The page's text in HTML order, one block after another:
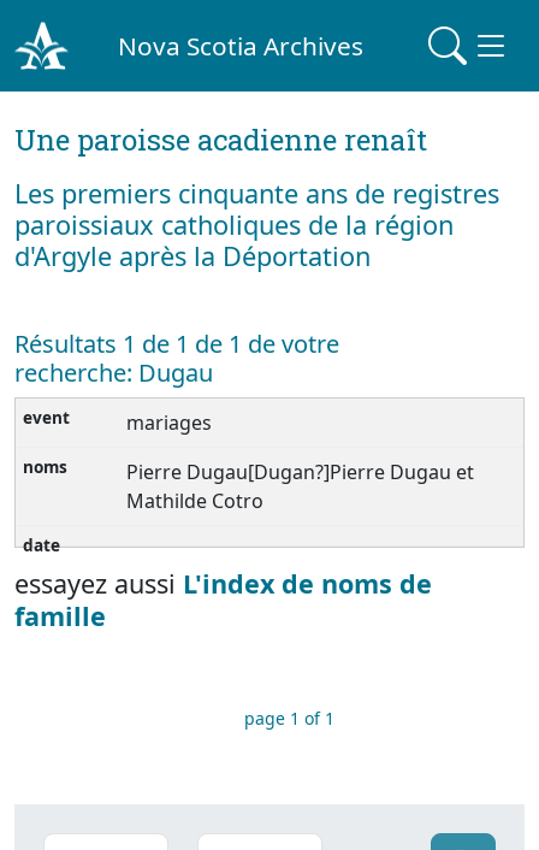
Nova Scotia Archives
Une paroisse acadienne renaît
Les premiers cinquante ans de registres
paroissiaux catholiques de la région
d'Argyle après la Déportation
Résultats 1 de 1 de 1 de votre
recherche: Dugau
mariages
Pierre Dugau[Dugan?]Pierre Dugau et
Mathilde Cotro
essayez aussi L'index de noms de
famille
page 1 of 1